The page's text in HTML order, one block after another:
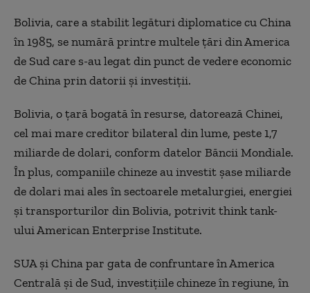
Bolivia, care a stabilit legături diplomatice cu China
în 1985, se numără printre multele ţări din America
de Sud care s-au legat din punct de vedere economic
de China prin datorii şi investiţii.
Bolivia, o ţară bogată în resurse, datorează Chinei,
cel mai mare creditor bilateral din lume, peste 1,7
miliarde de dolari, conform datelor Băncii Mondiale.
În plus, companiile chineze au investit şase miliarde
de dolari mai ales în sectoarele metalurgiei, energiei
şi transporturilor din Bolivia, potrivit think tank-
ului American Enterprise Institute.
SUA şi China par gata de confruntare în America
Centrală şi de Sud, investiţiile chineze în regiune, în